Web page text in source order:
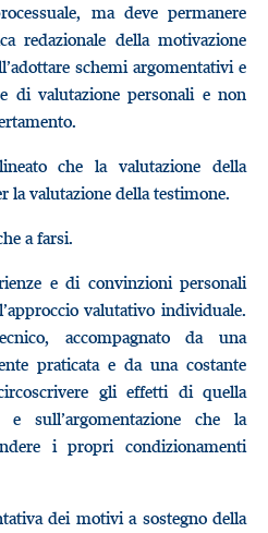
ma deve permanere
redazionale della motivazione
schemi argomentativi e
di valutazione personali e non
che la valutazione della
la valutazione della testimone.
a farsi.
e di convinzioni personali
valutativo individuale.
accompagnato da una
praticata e da una costante
gli effetti di quella
sull’argomentazione che la
i propri condizionamenti
dei motivi a sostegno della